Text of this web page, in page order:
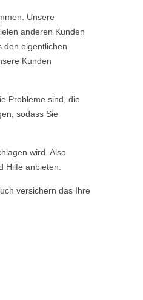
Unsere
anderen Kunden
den eigentlichen
Kunden
Probleme sind, die
sodass Sie
wird. Also
Hilfe anbieten.
versichern das Ihre